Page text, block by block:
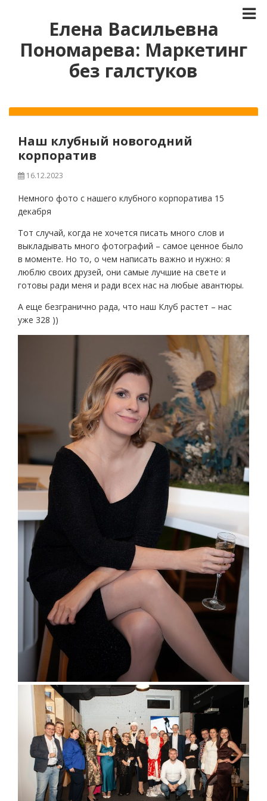
Елена Васильевна
Пономарева: Маркетинг
без галстуков
Наш клубный новогодний
корпоратив
16.12.2023
Немного фото с нашего клубного корпоратива 15
декабря
Тот случай, когда не хочется писать много слов и
выкладывать много фотографий – самое ценное было
в моменте. Но то, о чем написать важно и нужно: я
люблю своих друзей, они самые лучшие на свете и
готовы ради меня и ради всех нас на любые авантюры.
А еще безгранично рада, что наш Клуб растет – нас
уже 328 ))